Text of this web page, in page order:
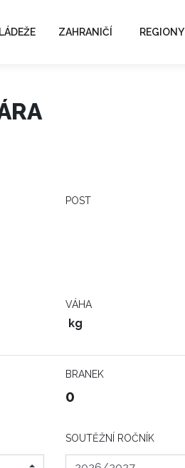
ZAHRANIČÍ REGIONY
POST
VÁHA
kg
BRANEK
0
SOUTĚŽNÍ ROČNÍK